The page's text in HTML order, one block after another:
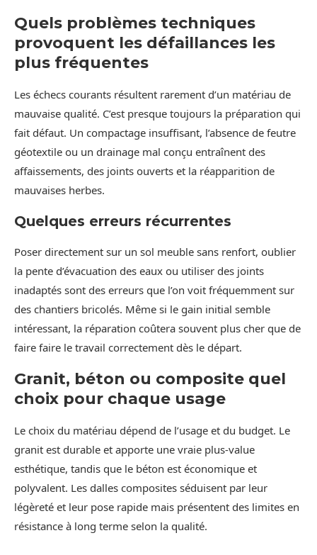
Quels problèmes techniques
provoquent les défaillances les
plus fréquentes
Les échecs courants résultent rarement d’un matériau de
mauvaise qualité. C’est presque toujours la préparation qui
fait défaut. Un compactage insuffisant, l’absence de feutre
géotextile ou un drainage mal conçu entraînent des
affaissements, des joints ouverts et la réapparition de
mauvaises herbes.
Quelques erreurs récurrentes
Poser directement sur un sol meuble sans renfort, oublier
la pente d’évacuation des eaux ou utiliser des joints
inadaptés sont des erreurs que l’on voit fréquemment sur
des chantiers bricolés. Même si le gain initial semble
intéressant, la réparation coûtera souvent plus cher que de
faire faire le travail correctement dès le départ.
Granit, béton ou composite quel
choix pour chaque usage
Le choix du matériau dépend de l’usage et du budget. Le
granit est durable et apporte une vraie plus-value
esthétique, tandis que le béton est économique et
polyvalent. Les dalles composites séduisent par leur
légèreté et leur pose rapide mais présentent des limites en
résistance à long terme selon la qualité.